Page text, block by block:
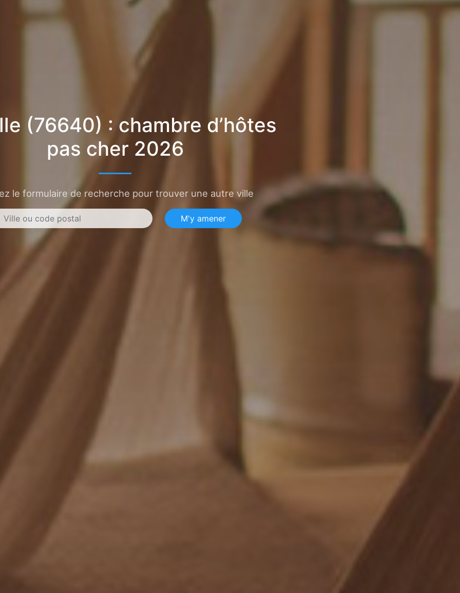
(76640) : chambre d’hôtes
pas cher 2026
le formulaire de recherche pour trouver une autre ville
M'y amener